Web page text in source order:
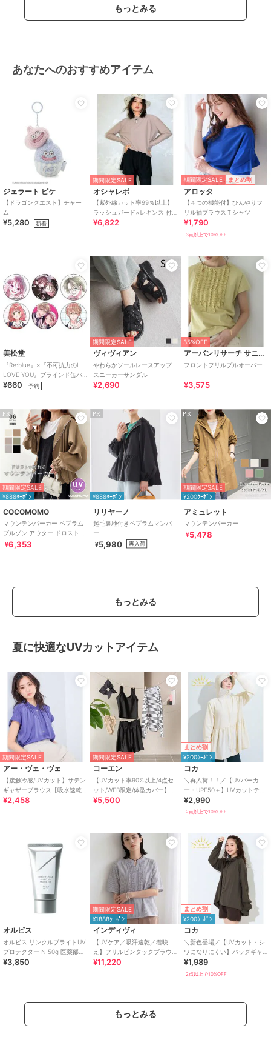
もっとみる
あなたへのおすすめアイテム
ジェラート ピケ
【ドラゴンクエスト】チャー
ム
¥5,280 新着
期間限定SALE
オシャレボ
【紫外線カット率99％以上】
ラッシュガード×レギンス 付
き タンキニ
¥6,822
期間限定SALE まとめ割
アロッタ
【４つの機能付】ひんやりフ
リル袖ブラウスＴシャツ
¥1,790
3点以上で10%OFF
美松堂
『Re:blue』×『不可抗力のI
LOVE YOU』ブラインド缶バ
ッジ（全6種）
¥660 予約
期間限定SALE
ヴィヴィアン
やわらかソールレースアップ
スニーカーサンダル
¥2,690
35%OFF
アーバンリサーチ サニーレーベル
フロントフリルプルオーバー
¥3,575
PR
期間限定SALE
¥888ｸｰﾎﾟﾝ
COCOMOMO
マウンテンパーカー ペプラム
ブルゾン アウター ドロスト レ
ディース パーカー ライトアウ
¥6,353
PR
¥888ｸｰﾎﾟﾝ
リリヤーノ
起毛裏地付きペプラムマンパ
ー
¥5,980 再入荷
PR
期間限定SALE
¥200ｸｰﾎﾟﾝ
アミュレット
マウンテンパーカー
¥5,478
もっとみる
夏に快適なUVカットアイテム
期間限定SALE
アー・ヴェ・ヴェ
【接触冷感/UVカット】サテン
ギャザーブラウス【吸水速乾/
イージーケア】
¥2,458
期間限定SALE
コーエン
【UVカット率90%以上/4点セ
ット/WEB限定/体型カバー】シ
ュシュ付きアソートスイムウ
¥5,500
まとめ割
¥200ｸｰﾎﾟﾝ
コカ
＼再入荷！！／【UVパーカ
ー・UPF50＋】UVカットティ
アードパーカー 全4色
¥2,990
2点以上で10%OFF
オルビス
オルビス リンクルブライトUV
プロテクター N 50g 医薬部外
品（顔用日焼け止め）
¥3,850
期間限定SALE
¥1888ｸｰﾎﾟﾝ
インディヴィ
【UVケア／吸汗速乾／着映
え】フリルピンタックブラウ
ス
¥11,220
まとめ割
¥200ｸｰﾎﾟﾝ
コカ
＼新色登場／【UVカット・シ
ワになりにくい】バッグギャ
ザーUVパーカー 全4色
¥1,989
2点以上で10%OFF
もっとみる